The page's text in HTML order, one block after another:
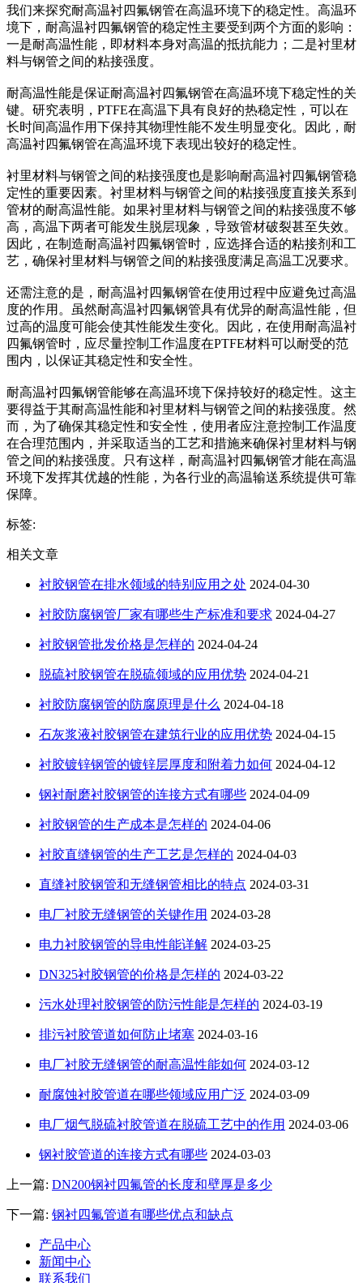
我们来探究耐高温衬四氟钢管在高温环境下的稳定性。高温环
境下，耐高温衬四氟钢管的稳定性主要受到两个方面的影响：
一是耐高温性能，即材料本身对高温的抵抗能力；二是衬里材
料与钢管之间的粘接强度。
耐高温性能是保证耐高温衬四氟钢管在高温环境下稳定性的关
键。研究表明，PTFE在高温下具有良好的热稳定性，可以在
长时间高温作用下保持其物理性能不发生明显变化。因此，耐
高温衬四氟钢管在高温环境下表现出较好的稳定性。
衬里材料与钢管之间的粘接强度也是影响耐高温衬四氟钢管稳
定性的重要因素。衬里材料与钢管之间的粘接强度直接关系到
管材的耐高温性能。如果衬里材料与钢管之间的粘接强度不够
高，高温下两者可能发生脱层现象，导致管材破裂甚至失效。
因此，在制造耐高温衬四氟钢管时，应选择合适的粘接剂和工
艺，确保衬里材料与钢管之间的粘接强度满足高温工况要求。
还需注意的是，耐高温衬四氟钢管在使用过程中应避免过高温
度的作用。虽然耐高温衬四氟钢管具有优异的耐高温性能，但
过高的温度可能会使其性能发生变化。因此，在使用耐高温衬
四氟钢管时，应尽量控制工作温度在PTFE材料可以耐受的范
围内，以保证其稳定性和安全性。
耐高温衬四氟钢管能够在高温环境下保持较好的稳定性。这主
要得益于其耐高温性能和衬里材料与钢管之间的粘接强度。然
而，为了确保其稳定性和安全性，使用者应注意控制工作温度
在合理范围内，并采取适当的工艺和措施来确保衬里材料与钢
管之间的粘接强度。只有这样，耐高温衬四氟钢管才能在高温
环境下发挥其优越的性能，为各行业的高温输送系统提供可靠
保障。
标签:
相关文章
衬胶钢管在排水领域的特别应用之处 2024-04-30
衬胶防腐钢管厂家有哪些生产标准和要求 2024-04-27
衬胶钢管批发价格是怎样的 2024-04-24
脱硫衬胶钢管在脱硫领域的应用优势 2024-04-21
衬胶防腐钢管的防腐原理是什么 2024-04-18
石灰浆液衬胶钢管在建筑行业的应用优势 2024-04-15
衬胶镀锌钢管的镀锌层厚度和附着力如何 2024-04-12
钢衬耐磨衬胶钢管的连接方式有哪些 2024-04-09
衬胶钢管的生产成本是怎样的 2024-04-06
衬胶直缝钢管的生产工艺是怎样的 2024-04-03
直缝衬胶钢管和无缝钢管相比的特点 2024-03-31
电厂衬胶无缝钢管的关键作用 2024-03-28
电力衬胶钢管的导电性能详解 2024-03-25
DN325衬胶钢管的价格是怎样的 2024-03-22
污水处理衬胶钢管的防污性能是怎样的 2024-03-19
排污衬胶管道如何防止堵塞 2024-03-16
电厂衬胶无缝钢管的耐高温性能如何 2024-03-12
耐腐蚀衬胶管道在哪些领域应用广泛 2024-03-09
电厂烟气脱硫衬胶管道在脱硫工艺中的作用 2024-03-06
钢衬胶管道的连接方式有哪些 2024-03-03
上一篇: DN200钢衬四氟管的长度和壁厚是多少
下一篇: 钢衬四氟管道有哪些优点和缺点
产品中心
新闻中心
联系我们